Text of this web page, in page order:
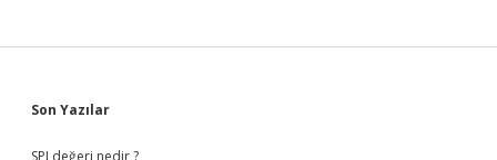
Sidebar
Son Yazılar
SPI değeri nedir ?